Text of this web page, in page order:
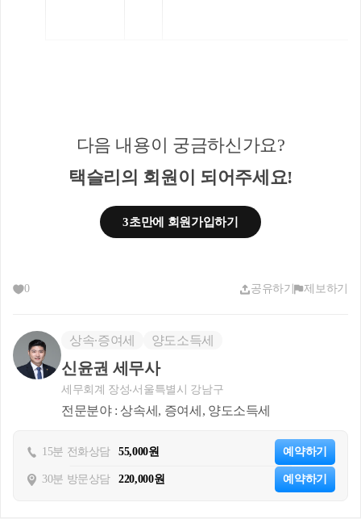
따라서, 취득한 이후 오랜기간이 흘러서 양도하
시 기준시가는 그에 비해 클 것입니다.
그렇게 되면, 환산취득가액은 자연스레 작게 도출
만들 수 있습니다만, 사실 상 취득 시 기준시가는
고정적인 숫자이기에 변동시킬 수 없습니다.
그렇다면, 오늘의 주제인 토지 수용된 경우로서
공익사업에 따른 토지수용은 토지수용하기로 한
다음 내용이 궁금하신가요?
택슬리의 회원이 되어주세요!
3초만에 회원가입하기
0 공유하기 제보하기
상속∙증여세 양도소득세
신윤권 세무사
세무회계 장성 서울특별시 강남구
전문분야 : 상속세, 증여세, 양도소득세
15분 전화상담 55,000원 예약하기
30분 방문상담 220,000원 예약하기